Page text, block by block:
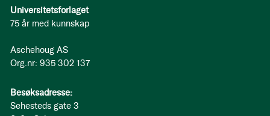
Universitetsforlaget
75 år med kunnskap
Aschehoug AS
Org.nr: 935 302 137
Besøksadresse:
Sehesteds gate 3